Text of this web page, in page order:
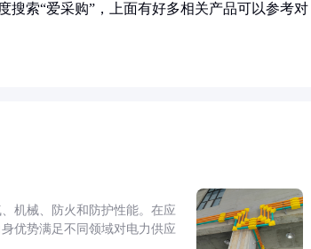
搜索“爱采购”，上面有好多相关产品可以参考对
机械、防火和防护性能。在应
优势满足不同领域对电力供应